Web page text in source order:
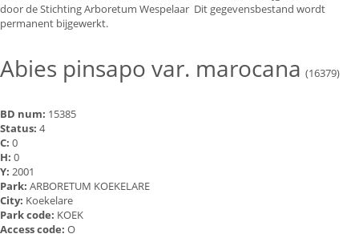
e
n
door de Stichting Arboretum Wespelaar Dit gegevensbestand wordt
permanent bijgewerkt.
Abies pinsapo var. marocana (16379)
BD num: 15385
Status: 4
C: 0
H: 0
Y: 2001
Park: ARBORETUM KOEKELARE
City: Koekelare
Park code: KOEK
Access code: O